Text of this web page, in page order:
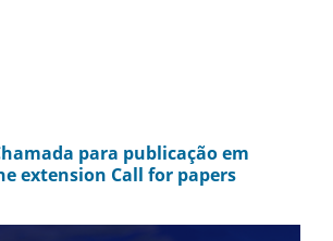
para publicação em
extension Call for papers